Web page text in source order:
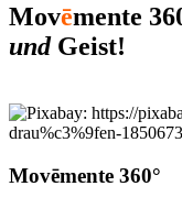
Movēmente
undGeist!
Movēmente 360°